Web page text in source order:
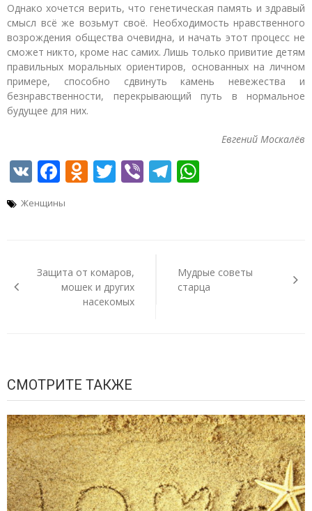
Однако хочется верить, что генетическая память и здравый
смысл всё же возьмут своё. Необходимость нравственного
возрождения общества очевидна, и начать этот процесс не
сможет никто, кроме нас самих. Лишь только привитие детям
правильных моральных ориентиров, основанных на личном
примере, способно сдвинуть камень невежества и
безнравственности, перекрывающий путь в нормальное
будущее для них.
Евгений Москалёв
VK Facebook
Odnoklassniki
Twitter
ViberTelegram
Женщины
записям
Защита от комаров,
мошек и других
насекомых
Мудрые советы
старца
СМОТРИТЕ ТАКЖЕ